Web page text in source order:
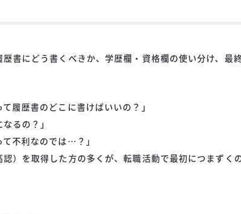
歴書にどう書くべきか、学歴欄・資格欄の使い分け、
て履歴書のどこに書けばいいの？」
るの？」
て不利なのでは…？」
）を取得した方の多くが、転職活動で最初につまずく